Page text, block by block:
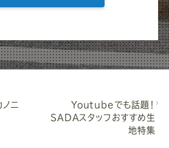
ニ
Youtubeでも話題！
SADAスタッフおすすめ生
地特集